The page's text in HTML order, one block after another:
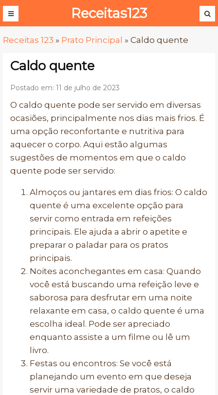
Receitas123
Receitas 123 » Prato Principal » Caldo quente
Caldo quente
Postado em: 11 de julho de 2023
O caldo quente pode ser servido em diversas
ocasiões, principalmente nos dias mais frios. É
uma opção reconfortante e nutritiva para
aquecer o corpo. Aqui estão algumas
sugestões de momentos em que o caldo
quente pode ser servido:
Almoços ou jantares em dias frios: O caldo
quente é uma excelente opção para
servir como entrada em refeições
principais. Ele ajuda a abrir o apetite e
preparar o paladar para os pratos
principais.
Noites aconchegantes em casa: Quando
você está buscando uma refeição leve e
saborosa para desfrutar em uma noite
relaxante em casa, o caldo quente é uma
escolha ideal. Pode ser apreciado
enquanto assiste a um filme ou lê um
livro.
Festas ou encontros: Se você está
planejando um evento em que deseja
servir uma variedade de pratos, o caldo